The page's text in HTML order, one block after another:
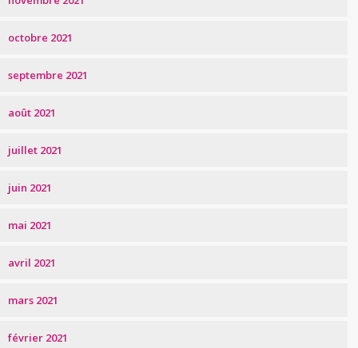
octobre 2021
septembre 2021
août 2021
juillet 2021
juin 2021
mai 2021
avril 2021
mars 2021
février 2021